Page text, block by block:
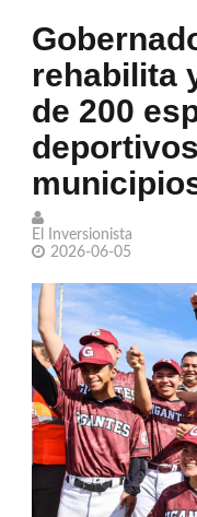
Pasa Mundial
Desechan jueces
examen en UNAM
Murió Jorge Messi,
Confiesa Britney
madre que 'fracasó'
rehabilita
de 200
El Inversionista
2026-06-05